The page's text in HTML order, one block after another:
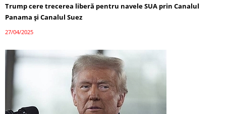
Trump cere trecerea liberă pentru navele SUA prin Canalul
Panama și Canalul Suez
27/04/2025